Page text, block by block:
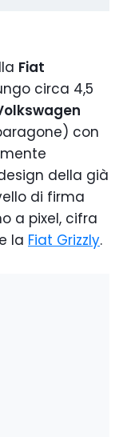
Fiat
circa 4,5
con
della già
di firma
a pixel, cifra
la Fiat Grizzly.